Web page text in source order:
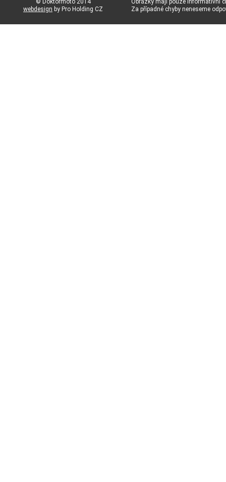
© Doktormoto 2014
webdesign by Pro Holding CZ
Obrázky mají pouze informativní
Za případné chyby neneseme